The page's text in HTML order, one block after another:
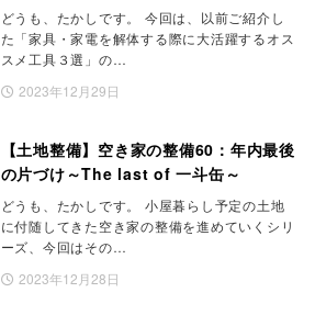
どうも、たかしです。 今回は、以前ご紹介し
た「家具・家電を解体する際に大活躍するオス
スメ工具３選」の…
2023年12月29日
【土地整備】空き家の整備60：年内最後
の片づけ～The last of 一斗缶～
どうも、たかしです。 小屋暮らし予定の土地
に付随してきた空き家の整備を進めていくシリ
ーズ、今回はその…
2023年12月28日